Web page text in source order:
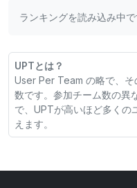
ランキングを読み込み中で
UPTとは？
User Per Team の略で、そ
数です。参加チーム数の異
で、UPTが高いほど多くの
えます。